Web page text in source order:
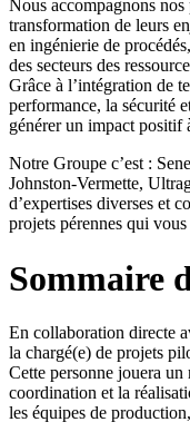
Nous accompagnons
transformation de leurs
en ingénierie de
des secteurs des
Grâce à l’intégration de
performance, la sécurité
générer un impact positif
Notre Groupe c’est :
Johnston-Vermette,
d’expertises diverses et
projets pérennes qui
Sommaire
En collaboration directe
la chargé(e) de projets
Cette personne jouera
coordination et la
les équipes de